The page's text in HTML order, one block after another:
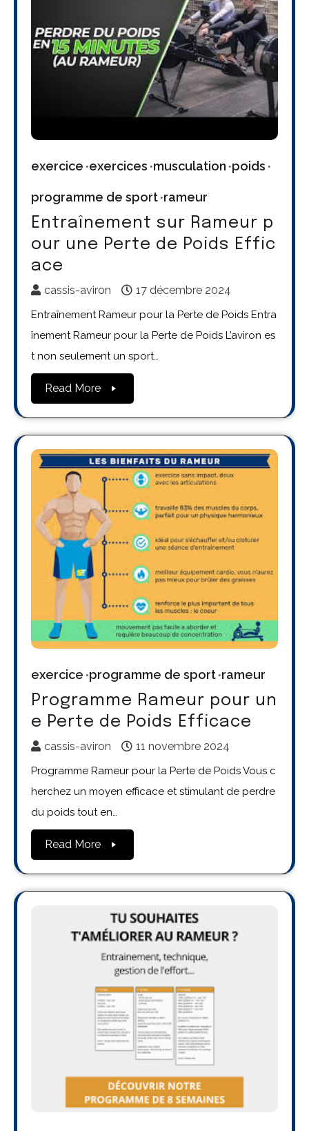
exercice exercices musculation poids
programme de sport rameur
Entraînement sur Rameur p
our une Perte de Poids Effic
ace
cassis-aviron 17 décembre 2024
Entraînement Rameur pour la Perte de Poids Entra
înement Rameur pour la Perte de Poids L’aviron es
t non seulement un sport…
Read More
exercice programme de sport rameur
Programme Rameur pour un
e Perte de Poids Efficace
cassis-aviron 11 novembre 2024
Programme Rameur pour la Perte de Poids Vous c
herchez un moyen efficace et stimulant de perdre
du poids tout en…
Read More